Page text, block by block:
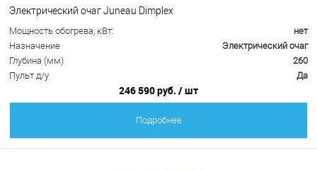
Электрический очаг Juneau Dimplex
Мощность обогрева, кВт:
нет
Назначение
Электрический очаг
Глубина (мм)
260
Пульт д/у
Да
246 590 руб. / шт
Подробнее